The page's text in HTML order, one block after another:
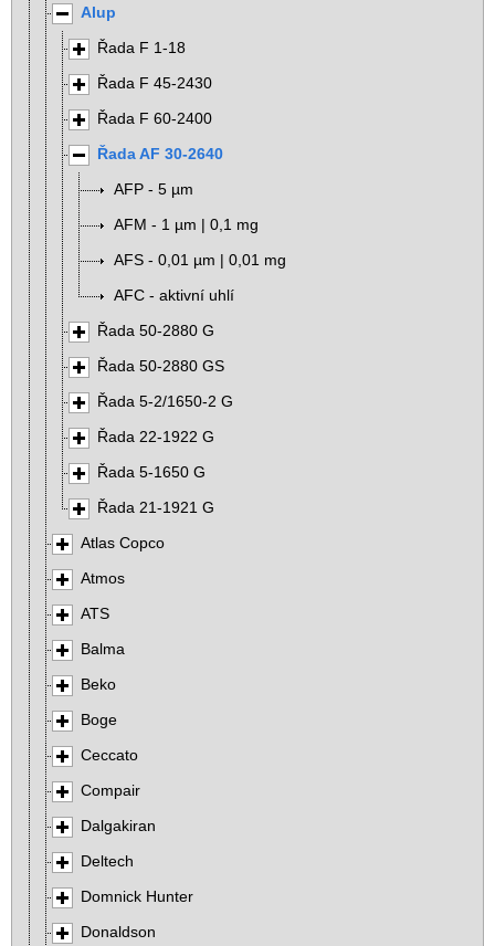
Alup
Řada F 1-18
Řada F 45-2430
Řada F 60-2400
Řada AF 30-2640
AFP - 5 µm
AFM - 1 µm | 0,1 mg
AFS - 0,01 µm | 0,01 mg
AFC - aktivní uhlí
Řada 50-2880 G
Řada 50-2880 GS
Řada 5-2/1650-2 G
Řada 22-1922 G
Řada 5-1650 G
Řada 21-1921 G
Atlas Copco
Atmos
ATS
Balma
Beko
Boge
Ceccato
Compair
Dalgakiran
Deltech
Domnick Hunter
Donaldson